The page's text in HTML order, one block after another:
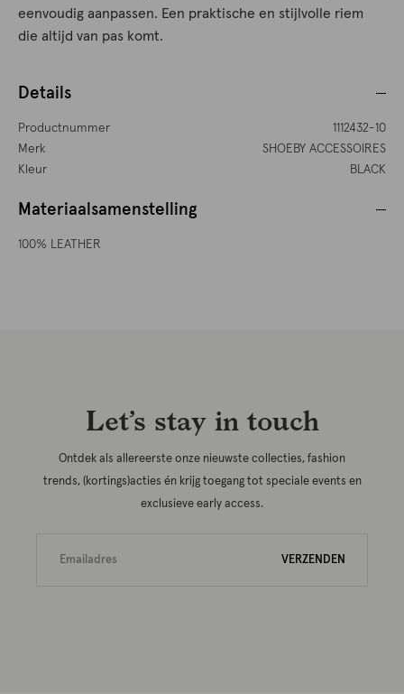
eenvoudig aanpassen. Een praktische en stijlvolle riem
die altijd van pas komt.
Details
Productnummer
1112432-10
Merk
SHOEBY ACCESSOIRES
Kleur
BLACK
Materiaalsamenstelling
100% LEATHER
Let’s stay in touch
Ontdek als allereerste onze nieuwste collecties, fashion
trends, (kortings)acties én krijg toegang tot speciale events en
exclusieve early access.
VERZENDEN